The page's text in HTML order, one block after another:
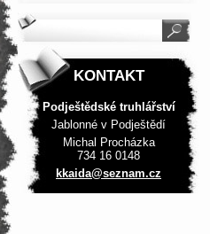
KONTAKT
Podještědské truhlářství
Jablonné v Podještědí
Michal Procházka
734 16 0148
kkaida@seznam.cz